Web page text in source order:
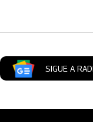
SIGUE A